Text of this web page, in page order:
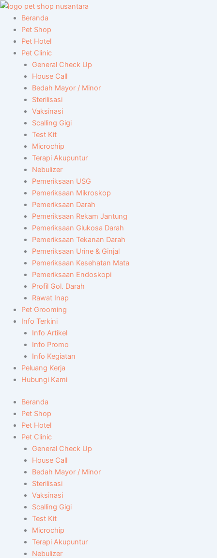
Skip
content
Beranda
Pet Shop
Pet Hotel
Pet Clinic
General Check Up
House Call
Bedah Mayor / Minor
Sterilisasi
Vaksinasi
Scalling Gigi
Test Kit
Microchip
Terapi Akupuntur
Nebulizer
Pemeriksaan USG
Pemeriksaan Mikroskop
Pemeriksaan Darah
Pemeriksaan Rekam Jantung
Pemeriksaan Glukosa Darah
Pemeriksaan Tekanan Darah
Pemeriksaan Urine & Ginjal
Pemeriksaan Kesehatan Mata
Pemeriksaan Endoskopi
Profil Gol. Darah
Rawat Inap
Pet Grooming
Info Terkini
Info Artikel
Info Promo
Info Kegiatan
Peluang Kerja
Hubungi Kami
Beranda
Pet Shop
Pet Hotel
Pet Clinic
General Check Up
House Call
Bedah Mayor / Minor
Sterilisasi
Vaksinasi
Scalling Gigi
Test Kit
Microchip
Terapi Akupuntur
Nebulizer
3
o
d
u
c
t
s
5
d
u
c
t
s
2
d
u
c
t
s
1
d
u
c